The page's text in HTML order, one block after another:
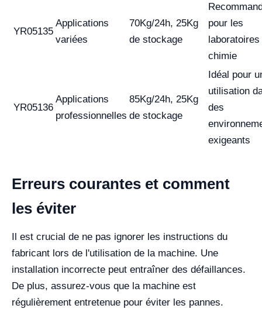
YR05135
Applications
variées
70Kg/24h, 25Kg
de stockage
pour les
laboratoires
chimie
YR05136
Applications
professionnelles
85Kg/24h, 25Kg
de stockage
Idéal pour
utilisation
des
exigeants
Erreurs courantes et comment
les éviter
Il est crucial de ne pas ignorer les instructions du
fabricant lors de l'utilisation de la machine. Une
installation incorrecte peut entraîner des défaillances.
De plus, assurez-vous que la machine est
régulièrement entretenue pour éviter les pannes.